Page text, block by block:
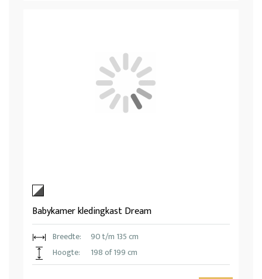
Babykamer kledingkast Dream
Breedte:
90 t/m 135 cm
Hoogte:
198 of 199 cm